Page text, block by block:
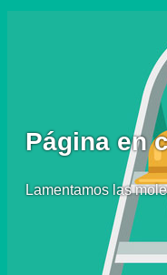
Página en
Lamentamos las